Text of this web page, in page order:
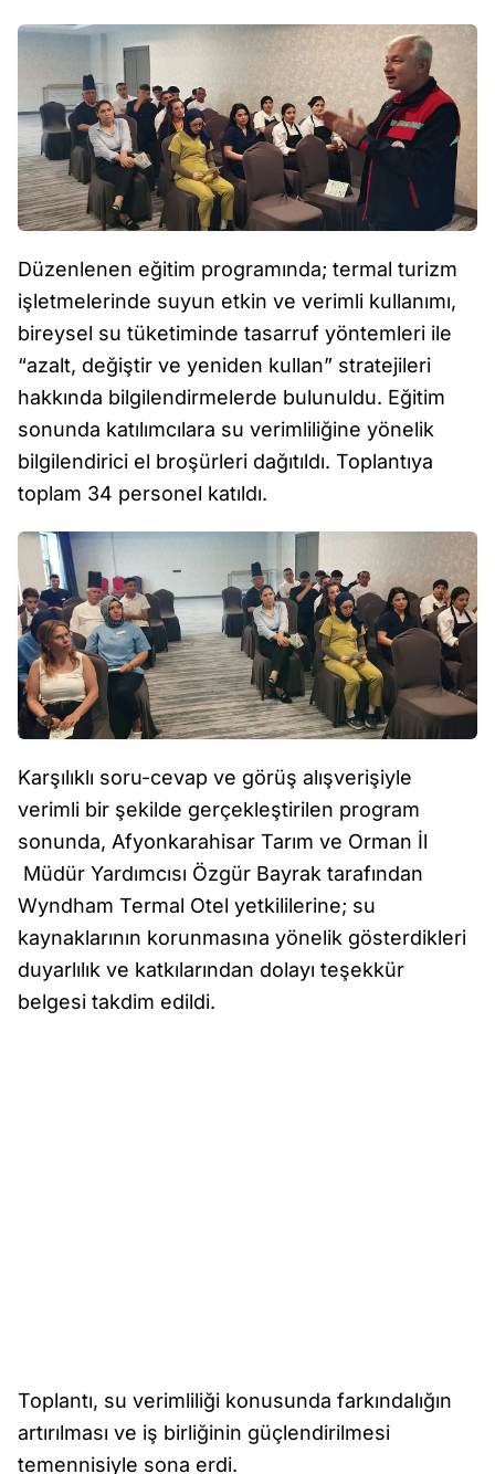
Düzenlenen eğitim programında; termal turizm
işletmelerinde suyun etkin ve verimli kullanımı,
bireysel su tüketiminde tasarruf yöntemleri ile
“azalt, değiştir ve yeniden kullan” stratejileri
hakkında bilgilendirmelerde bulunuldu. Eğitim
sonunda katılımcılara su verimliliğine yönelik
bilgilendirici el broşürleri dağıtıldı. Toplantıya
toplam 34 personel katıldı.
Karşılıklı soru-cevap ve görüş alışverişiyle
verimli bir şekilde gerçekleştirilen program
sonunda, Afyonkarahisar Tarım ve Orman İl
Müdür Yardımcısı Özgür Bayrak tarafından
Wyndham Termal Otel yetkililerine; su
kaynaklarının korunmasına yönelik gösterdikleri
duyarlılık ve katkılarından dolayı teşekkür
belgesi takdim edildi.
Toplantı, su verimliliği konusunda farkındalığın
artırılması ve iş birliğinin güçlendirilmesi
temennisiyle sona erdi.